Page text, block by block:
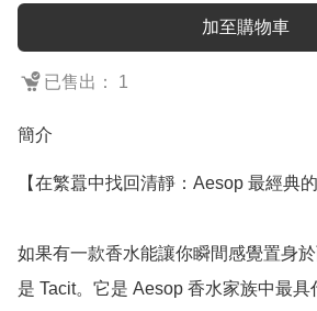
加至購物車
已售出： 1
簡介
【在繁囂中找回清靜：Aesop 最經典
如果有一款香水能讓你瞬間感覺置身
是 Tacit。它是 Aesop 香水家族中最